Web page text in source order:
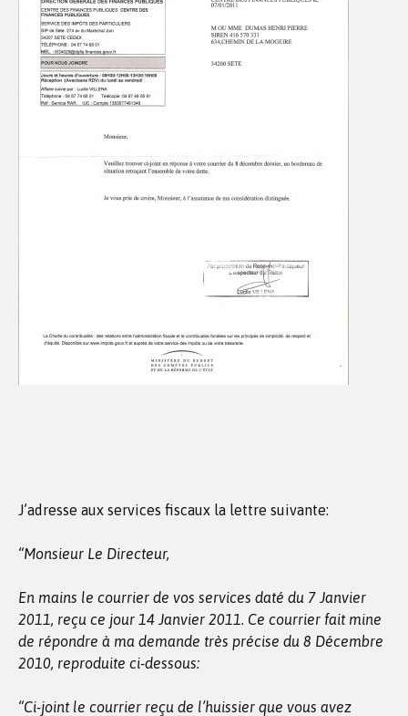
J’adresse aux services fiscaux la lettre suivante:
“Monsieur Le Directeur,
En mains le courrier de vos services daté du 7 Janvier
2011, reçu ce jour 14 Janvier 2011. Ce courrier fait mine
de répondre à ma demande très précise du 8 Décembre
2010, reproduite ci-dessous:
“Ci-joint le courrier reçu de l’huissier que vous avez